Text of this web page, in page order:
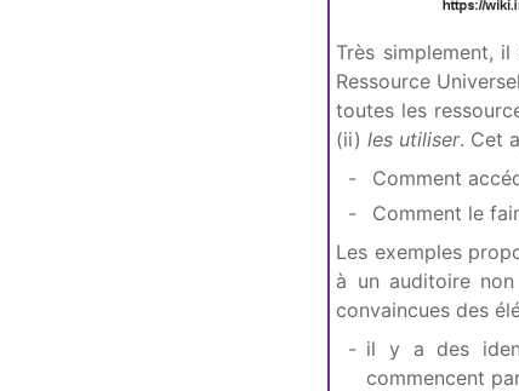
Très simplement, il
Ressource
toutes les
(ii)les utiliser. Cet
Comment
Comment le
Les exemples
à un auditoire
convaincues des
il y a des
commencent